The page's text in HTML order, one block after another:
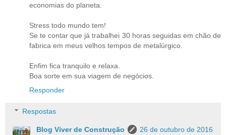
economias do planeta.
Stress todo mundo tem!
Se te contar que já trabalhei 30 horas seguidas em chão de
fabrica em meus velhos tempos de metalúrgico.
Enfim fica tranquilo e relaxa.
Boa sorte em sua viagem de negócios.
Responder
Respostas
Blog Viver de Construção
26 de outubro de 2016